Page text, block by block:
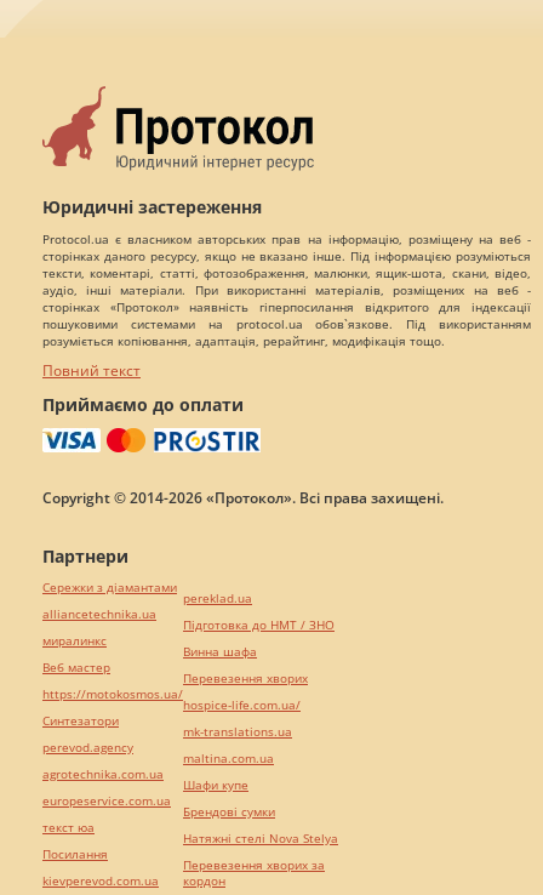
Юридичні застереження
Protocol.ua є власником авторських прав на інформацію, розміщену на веб -
сторінках даного ресурсу, якщо не вказано інше. Під інформацією розуміються
тексти, коментарі, статті, фотозображення, малюнки, ящик-шота, скани, відео,
аудіо, інші матеріали. При використанні матеріалів, розміщених на веб -
сторінках «Протокол» наявність гіперпосилання відкритого для індексації
пошуковими системами на protocol.ua обов`язкове. Під використанням
розуміється копіювання, адаптація, рерайтинг, модифікація тощо.
Повний текст
Приймаємо до оплати
Copyright © 2014-2026 «Протокол». Всі права захищені.
Партнери
Сережки з діамантами
alliancetechnika.ua
миралинкс
Веб мастер
https://motokosmos.ua/
Синтезатори
perevod.agency
agrotechnika.com.ua
europeservice.com.ua
текст юа
Посилання
kievperevod.com.ua
pereklad.ua
Підготовка до НМТ / ЗНО
Винна шафа
Перевезення хворих
hospice-life.com.ua/
mk-translations.ua
maltina.com.ua
Шафи купе
Брендові сумки
Натяжні стелі Nova Stelya
Перевезення хворих за
кордон